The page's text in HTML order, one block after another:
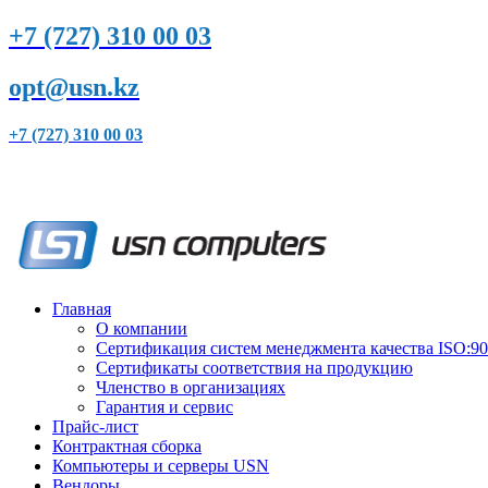
+7 (727) 310 00 03
opt@usn.kz
+7 (727) 310 00 03
Главная
О компании
Сертификация систем менеджмента качества
Сертификаты соответствия на продукцию
Членство в организациях
Гарантия и сервис
Прайс-лист
Контрактная сборка
Компьютеры и серверы USN